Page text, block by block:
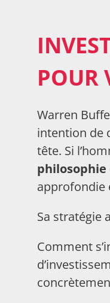
POUR
Warren
intention de
tête. Si
philosophie
approfondie
Sa stratégie
Comment